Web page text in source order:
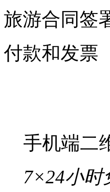
手机端二
0898-
北京 安徽